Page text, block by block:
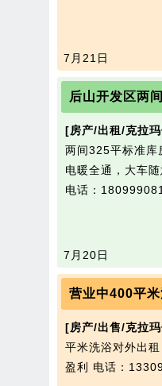
7月21日
后山开发区两
[房产/出租/克拉
两间325平标准库
电暖全通，大车随
电话：
7月20日
营业中400平
[房产/出售/克拉
平米洗浴对外出
盈利 电话：